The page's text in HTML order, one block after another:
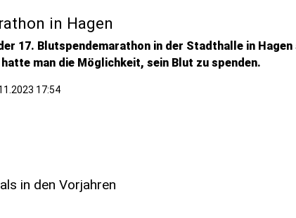
in Hagen
17. Blutspendemarathon in der Stadthalle in
hatte man die Möglichkeit, sein Blut zu spenden.
17:54
in den Vorjahren